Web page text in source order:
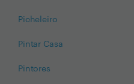
Picheleiro
Pintar Casa
Pintores